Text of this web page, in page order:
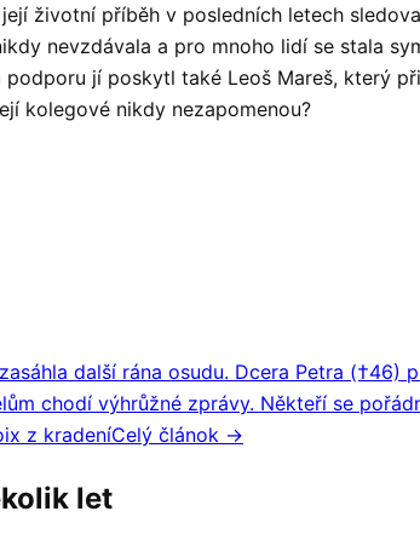
životní příběh v posledních letech
nevzdávala a pro mnoho lidí se stala
jí poskytl také Leoš Mareš, který
kolegové nikdy nezapomenou?
další rána osudu. Dcera Petra
chodí výhrůžné zprávy. Někteří se
z kradeníCelý článok →
let